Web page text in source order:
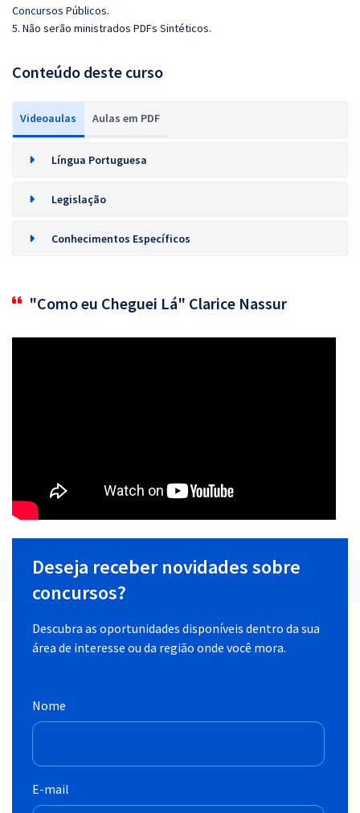
Concursos Públicos.
5. Não serão ministrados PDFs Sintéticos.
Conteúdo deste curso
Videoaulas Aulas em PDF
Língua Portuguesa
Legislação
Conhecimentos Específicos
"Como eu Cheguei Lá" Clarice Nassur
Deseja receber novidades sobre
concursos?
Descubra as oportunidades disponíveis dentro da sua
área de interesse ou da região onde você mora.
Nome
E-mail